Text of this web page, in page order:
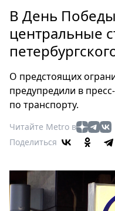
Россия
Мир
Здоровье
Туризм
Мода
Театр
Кино
Афиша
Выставки
Пресс-
В День
центральные
О предстоящих
предупредили в
по транспорту.
Читайте Metro в
Поделиться